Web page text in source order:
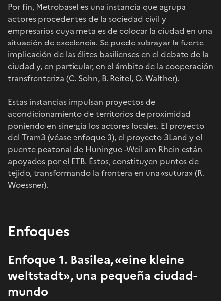
Por fin, Metrobasel es una instancia que agrupa
actores procedentes de la sociedad civil y
empresarios cuya meta es de colocar la ciudad en una
situación de excelencia. Se puede subrayar la fuerte
implicación de las élites basilienses en el debate de la
ciudad y, en particular, en el ámbito de la cooperación
transfronteriza (C. Sohn, B. Reitel, O. Walther).
Estas instancias impulsan proyectos de
acondicionamiento de territorios de proximidad
poniendo en sinergia los actores locales. El proyecto
del Tram3 (véase enfoque 3), el proyecto 3Land y el
puente peatonal de Huningue -Weil am Rhein están
apoyados por el ETB. Éstos, constituyen puntos de
tejido, transformando la frontera en una «sutura» (R.
Woessner).
Enfoques
Enfoque 1. Basilea, «eine kleine
weltstadt», una pequeña ciudad-
mundo